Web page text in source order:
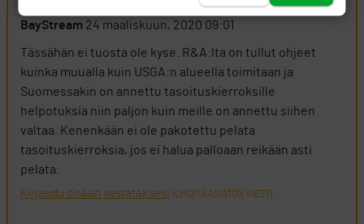
ILMOITA ASIATON VIESTI
BayStream 24 maaliskuun, 2020 09:01
Tässähän ei tuosta ole kyse. R&A:lta on tullut ohjeet
kuinka muualla kuin USGA:n alueella toimitaan ja
Suomessakin on annettu tasoituskierroksille
helpotuksia niin paljon kuin meille on annettu siihen
valtaa. Kenenkään ei ole pakotettu pelata
tasoituskierroksia, jos ei halua palloaan reikään asti
pelata.
Kirjaudu sisään vastataksesi ILMOITA ASIATON VIESTI